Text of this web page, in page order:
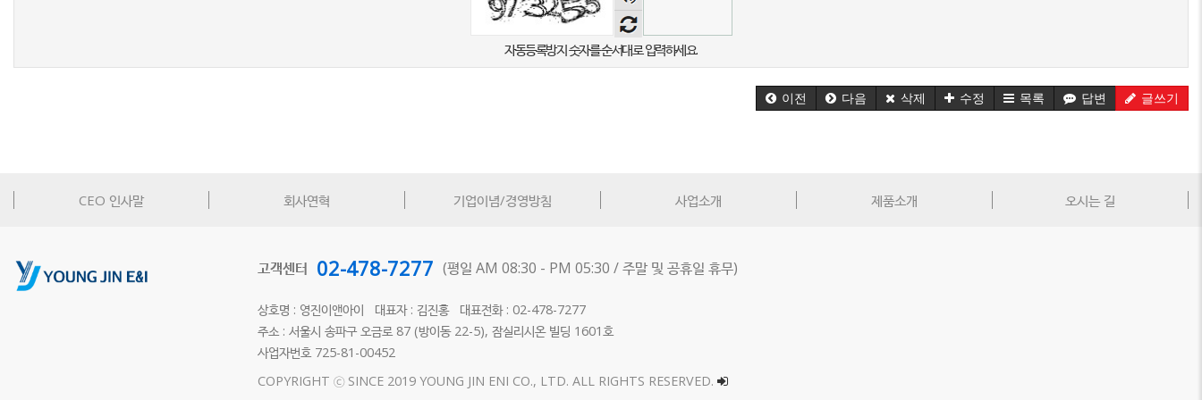
음성
듣기
자동등록방지 숫자를 순서대로 입력하세요.
이전 다음 삭제 수정 목록 답변 글쓰기
CEO 인사말 회사연혁 기업이념/경영방침 사업소개 제품소개 오시는 길
고객센터 02-478-7277 (평일 AM 08:30 - PM 05:30 /주말 및 공휴일 휴무)
상호명 : 영진이앤아이 대표자 : 김진홍 대표전화 : 02-478-7277
주소 : 서울시 송파구 오금로 87 (방이동 22-5), 잠실리시온 빌딩 1601호
사업자번호 725-81-00452
COPYRIGHT ⓒ SINCE 2019 YOUNG JIN ENI CO., LTD. ALL RIGHTS RESERVED.